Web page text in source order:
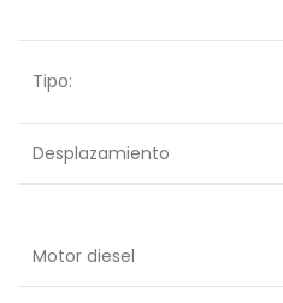
Tipo:
Desplazamiento
Motor diesel